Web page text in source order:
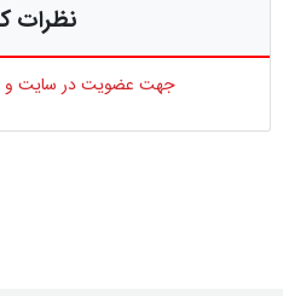
نظرات
جهت عضویت در سایت و